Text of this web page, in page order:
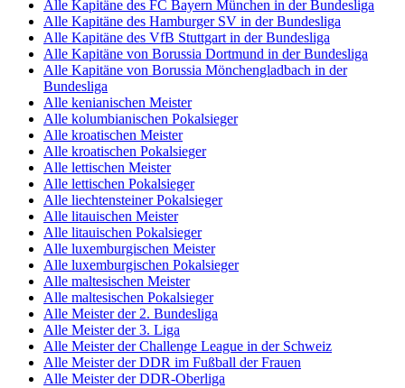
Alle Kapitäne des FC Bayern München in der Bundesliga
Alle Kapitäne des Hamburger SV in der Bundesliga
Alle Kapitäne des VfB Stuttgart in der Bundesliga
Alle Kapitäne von Borussia Dortmund in der Bundesliga
Alle Kapitäne von Borussia Mönchengladbach in der
Bundesliga
Alle kenianischen Meister
Alle kolumbianischen Pokalsieger
Alle kroatischen Meister
Alle kroatischen Pokalsieger
Alle lettischen Meister
Alle lettischen Pokalsieger
Alle liechtensteiner Pokalsieger
Alle litauischen Meister
Alle litauischen Pokalsieger
Alle luxemburgischen Meister
Alle luxemburgischen Pokalsieger
Alle maltesischen Meister
Alle maltesischen Pokalsieger
Alle Meister der 2. Bundesliga
Alle Meister der 3. Liga
Alle Meister der Challenge League in der Schweiz
Alle Meister der DDR im Fußball der Frauen
Alle Meister der DDR-Oberliga